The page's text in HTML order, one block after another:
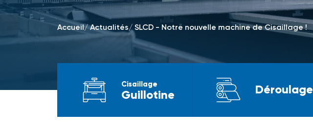
Accueil/Actualités/ SLCD - Notre nouvelle machine de Cisaillage !
Cisaillage
Guillotine Déroulage